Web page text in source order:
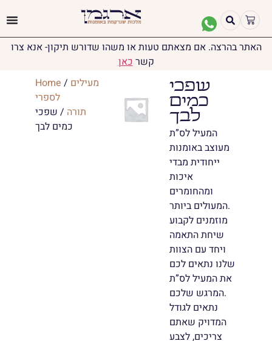
האתר בהרצה. אם מצאתם טעות או משהו שדורש תיקון- אנא צרו
קשרכאן
Home / מעילים
לספרי
תורה / שפכי
כמים לבך
שפכי
כמים
לבך
המעיל לס”ת
מעוצב באומנות
ייחודית מבדי
איכות
ומהחומרים
המעולים ביותר.
מוזמנים לקבוע
שיחת התאמה
ויחד עם הצוות
שלנו נתאים לכם
את המעיל לס”ת
המרגש שלכם.
נתאים לגודל
המדויק שאתם
צריכים, לצבע